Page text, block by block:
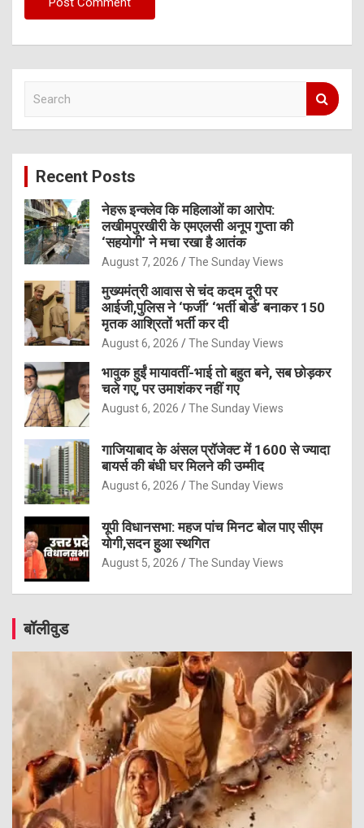
c
Recent Posts
नेहरू इन्क्लेव कि महिलाओं का आरोप:
लखीमपुरखीरी के एमएलसी अनूप गुप्ता की
‘सहयोगी’ ने मचा रखा है आतंक
August 7, 2026 The Sunday Views
मुख्यमंत्री आवास से चंद कदम दूरी पर
आईजी,पुलिस ने ‘फर्जी’ ‘भर्ती बोर्ड’ बनाकर 150
मृतक आश्रितों भर्ती कर दी
August 6, 2026 The Sunday Views
भावुक हुईं मायावतीं-भाई तो बहुत बने, सब छोड़कर
चले गए, पर उमाशंकर नहीं गए
August 6, 2026 The Sunday Views
गाजियाबाद के अंसल प्रॉजेक्ट में 1600 से ज्यादा
बायर्स की बंधी घर मिलने की उम्मीद
August 6, 2026 The Sunday Views
यूपी विधानसभा: महज पांच मिनट बोल पाए सीएम
योगी,सदन हुआ स्थगित
August 5, 2026 The Sunday Views
बॉलीवुड